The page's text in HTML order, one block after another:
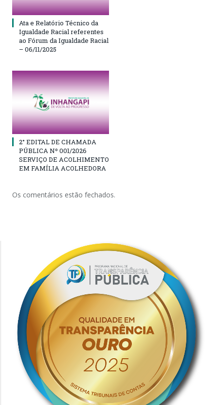
Ata e Relatório Técnico da
Igualdade Racial referentes
ao Fórum da Igualdade Racial
– 06/11/2025
2° EDITAL DE CHAMADA
PÚBLICA Nº 001/2026
SERVIÇO DE ACOLHIMENTO
EM FAMÍLIA ACOLHEDORA
Os comentários estão fechados.